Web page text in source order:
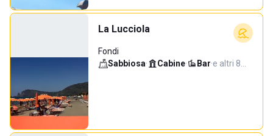
La Lucciola
Fondi
Sabbiosa· Cabine· Bar·e altri 8…